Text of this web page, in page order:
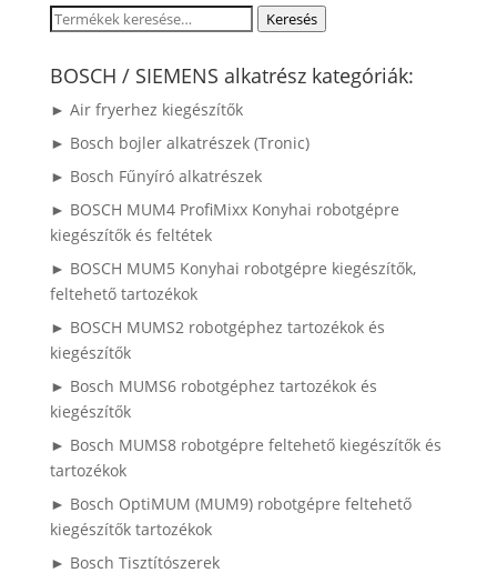
Keresés
következőre:
Keresés
BOSCH / SIEMENS alkatrész kategóriák:
► Air fryerhez kiegészítők
► Bosch bojler alkatrészek (Tronic)
► Bosch Fűnyíró alkatrészek
► BOSCH MUM4 ProfiMixx Konyhai robotgépre
kiegészítők és feltétek
► BOSCH MUM5 Konyhai robotgépre kiegészítők,
feltehető tartozékok
► BOSCH MUMS2 robotgéphez tartozékok és
kiegészítők
► Bosch MUMS6 robotgéphez tartozékok és
kiegészítők
► Bosch MUMS8 robotgépre feltehető kiegészítők és
tartozékok
► Bosch OptiMUM (MUM9) robotgépre feltehető
kiegészítők tartozékok
► Bosch Tisztítószerek